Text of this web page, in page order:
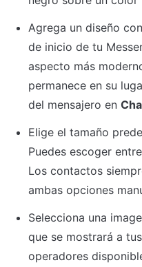
Agrega un diseño
de inicio de tu
aspecto más
permanece en su
del mensajero en
Elige el tamaño
Puedes escoger
Los contactos
ambas opciones
Selecciona una
que se mostrará a
operadores